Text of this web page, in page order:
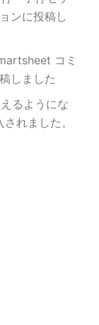
ンに投稿し
コミ
しました
るようにな
れました。